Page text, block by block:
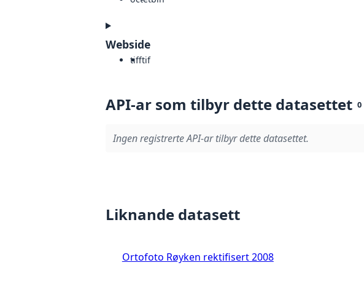
Webside
tifftif
API-ar som tilbyr dette datasettet 0
Ingen registrerte API-ar tilbyr dette datasettet.
Liknande datasett
Ortofoto Røyken rektifisert 2008